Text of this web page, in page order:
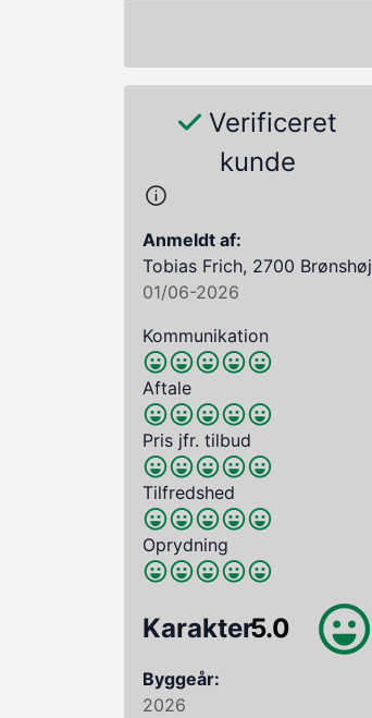
Verificeret
kunde
Anmeldt af:
Tobias Frich, 2700 Brønshøj
01/06-2026
Kommunikation
Aftale
Pris jfr. tilbud
Tilfredshed
Oprydning
Karakter5.0
Byggeår:
2026